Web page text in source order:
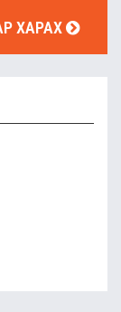
ХАРАХ